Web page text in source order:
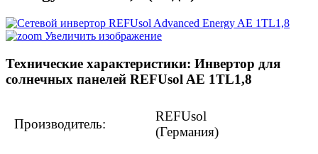
Увеличить изображение
Технические характеристики: Инвертор для
солнечных панелей REFUsol AE 1TL1,8
Производитель:
REFUsol
(Германия)